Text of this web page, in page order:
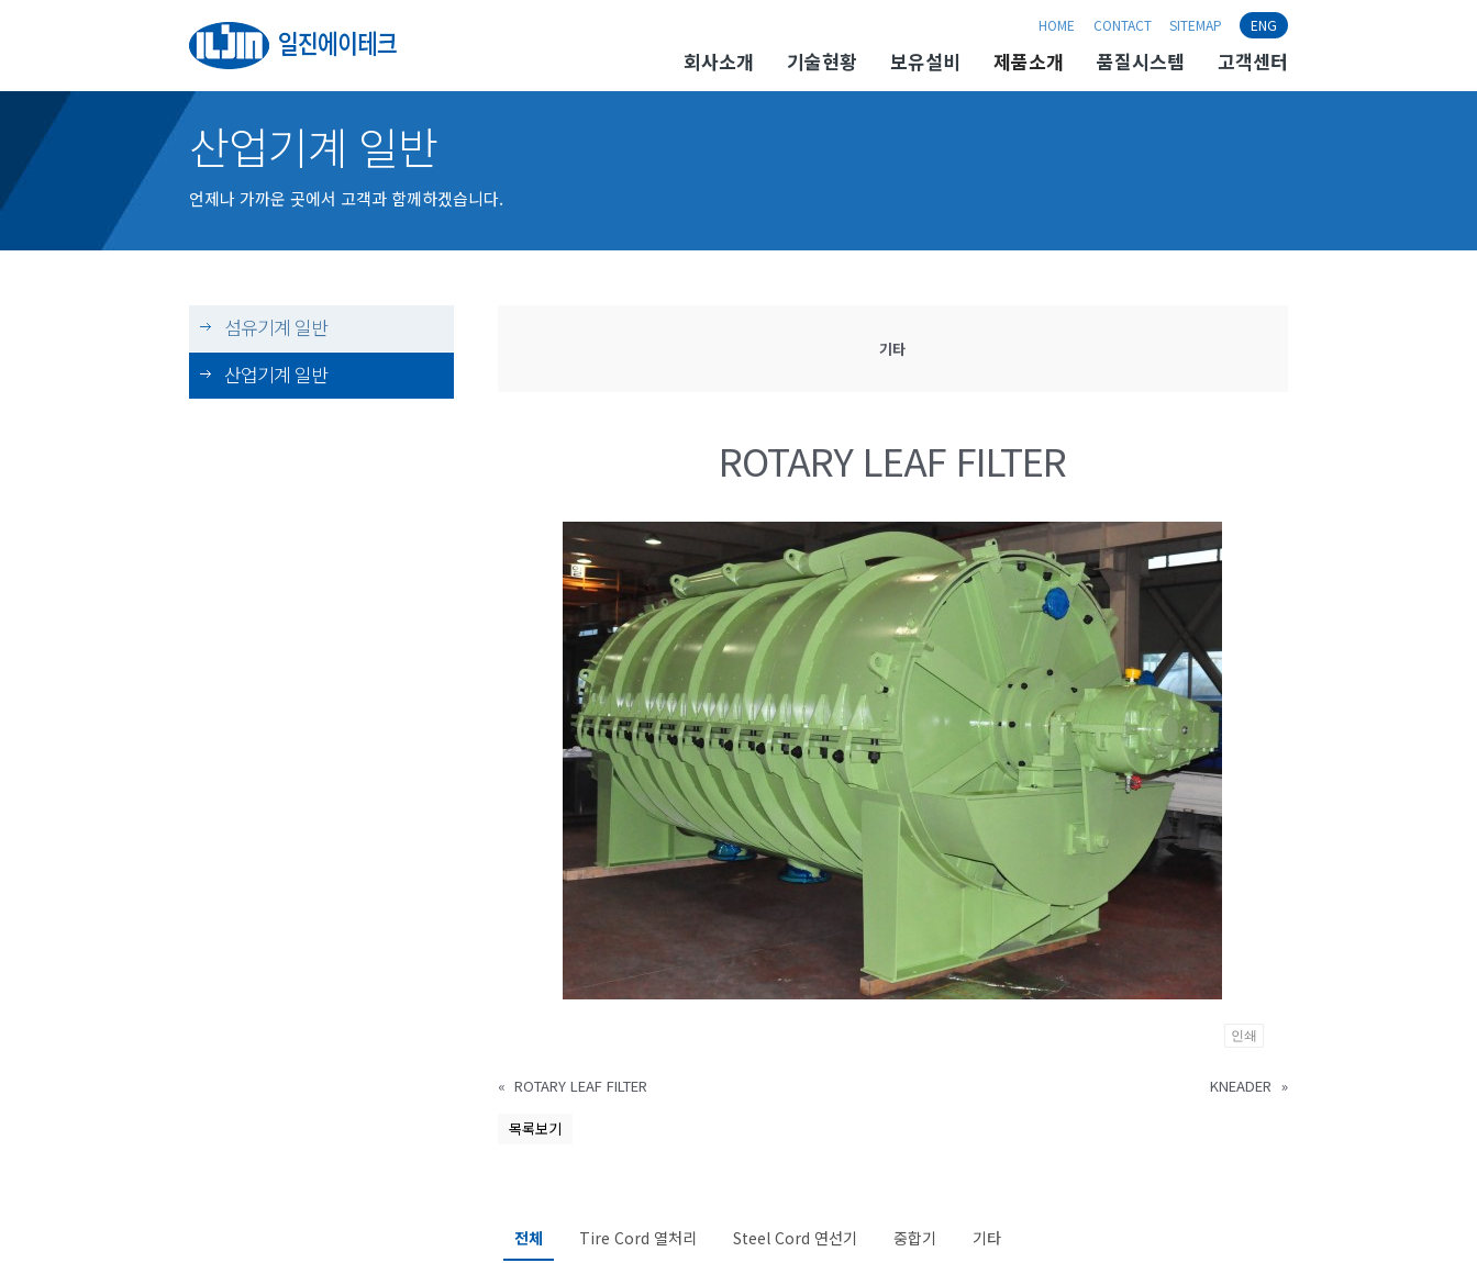
회사소개 기술현황 보유설비 제품소개 품질시스템 고객센터
HOME CONTACT SITEMAP ENG
산업기계 일반
언제나 가까운 곳에서 고객과 함께하겠습니다.
섬유기계 일반
산업기계 일반
기타
ROTARY LEAF FILTER
인쇄
« ROTARY LEAF FILTER KNEADER »
목록보기
전체 Tire Cord 열처리 Steel Cord 연선기 중합기 기타